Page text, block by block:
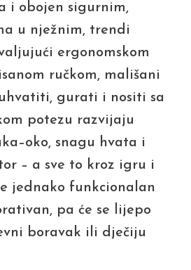
i obojen sigurnim,
u nježnim, trendi
ergonomskom
ručkom, mališani
gurati i nositi sa
potezu razvijaju
snagu hvata i
– a sve to kroz igru i
jednako funkcionalan
pa će se lijepo
boravak ili dječiju